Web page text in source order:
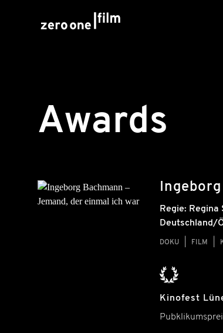
Awards
Regie: Regina
Deutschland/
DOKU FILM
Kinofest